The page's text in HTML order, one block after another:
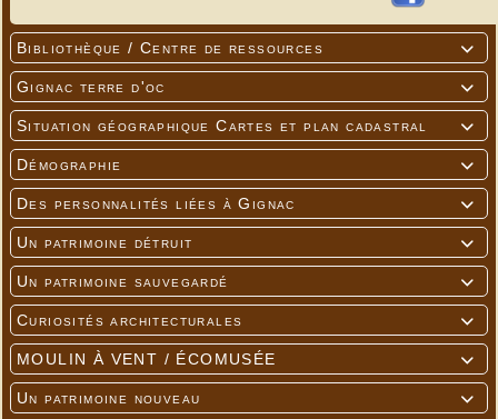

Bibliothèque / Centre de ressources

Gignac terre d'oc

Situation géographique Cartes et plan cadastral

Démographie

Des personnalités liées à Gignac

Un patrimoine détruit

Un patrimoine sauvegardé

Curiosités architecturales

MOULIN À VENT / ÉCOMUSÉE

Un patrimoine nouveau